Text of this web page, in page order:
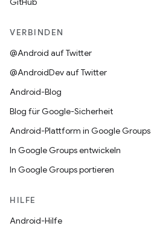
VERBINDEN
@Android auf Twitter
@AndroidDev auf Twitter
Android-Blog
Blog für Google-Sicherheit
Android-Plattform in Google Groups
In Google Groups entwickeln
In Google Groups portieren
HILFE
Android-Hilfe